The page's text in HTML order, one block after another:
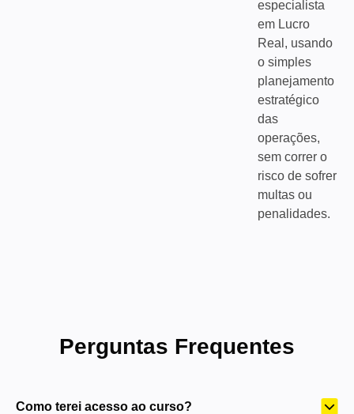
especialista
em Lucro
Real, usando
o simples
planejamento
estratégico
das
operações,
sem correr o
risco de sofrer
multas ou
penalidades.
Perguntas Frequentes
Como terei acesso ao curso?